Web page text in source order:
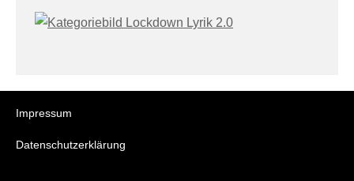
Impressum
Datenschutzerklärung